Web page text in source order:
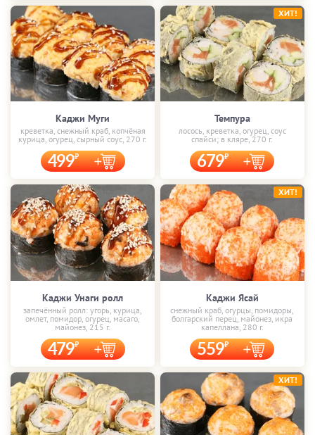
Каджи Муги
креветка, снежный краб, копчёная
курица, огурец, сырный соус, 270 г.
499
Темпура
лосось, креветка, огурец, соус
спайси; в кляре, 270 г.
679
ХИТ!
Каджи Унаги ролл
запечённый ролл: угорь, курица,
омлет, помидор, огурец, масаго,
майонез, 215 г.
479
Каджи Ясай
снежный краб, огурцы, помидоры,
болгарский перец, майонез, икра
капеллана, 280 г.
559
ХИТ!
ХИТ!